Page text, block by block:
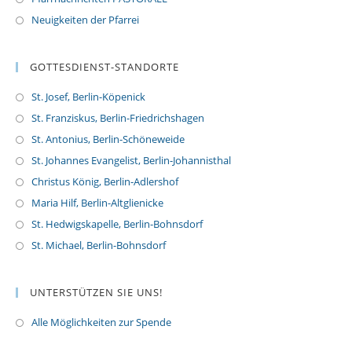
Neuigkeiten der Pfarrei
GOTTESDIENST-STANDORTE
St. Josef, Berlin-Köpenick
St. Franziskus, Berlin-Friedrichshagen
St. Antonius, Berlin-Schöneweide
St. Johannes Evangelist, Berlin-Johannisthal
Christus König, Berlin-Adlershof
Maria Hilf, Berlin-Altglienicke
St. Hedwigskapelle, Berlin-Bohnsdorf
St. Michael, Berlin-Bohnsdorf
UNTERSTÜTZEN SIE UNS!
Alle Möglichkeiten zur Spende